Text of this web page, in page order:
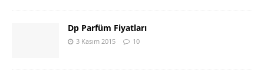
Dp Parfüm Fiyatları
3 Kasım 2015 10